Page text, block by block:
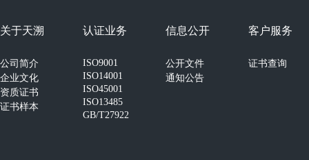
关于天溯
公司简介
企业文化
资质证书
证书样本
认证业务
ISO9001
ISO14001
ISO45001
ISO13485
GB/T27922
信息公开
公开文件
通知公告
客户服务
证书查询